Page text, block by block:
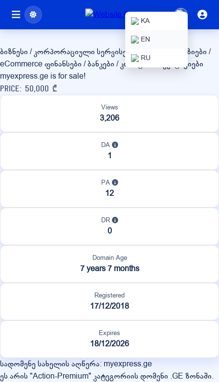
KA
EN
RU
myexpress.ge
ბიზნესი / კორპორაციული სერვისებიონლაინ მაღაზიები /
eCommerceფინანსები / ბანკები / კრიპტო / ინვესტიციები
myexpress.ge is for sale!
Price: 50,000 ₾
Views
3,206
DA
1
PA
12
DR
0
Domain Age
7 years 7 months
Registered
17/12/2018
Expires
18/12/2026
სადომენე სახელის აღწერა: myexpress.ge
ეს არის "Action-Premium" კატეგორიის დომენი .GE ზონაში.